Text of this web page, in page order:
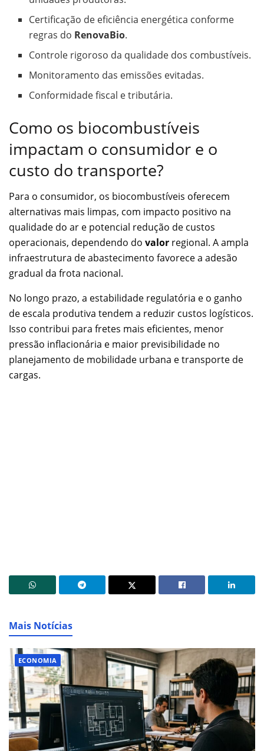
Certificação de eficiência energética conforme
regras do RenovaBio.
Controle rigoroso da qualidade dos combustíveis.
Monitoramento das emissões evitadas.
Conformidade fiscal e tributária.
Como os biocombustíveis
impactam o consumidor e o
custo do transporte?
Para o consumidor, os biocombustíveis oferecem
alternativas mais limpas, com impacto positivo na
qualidade do ar e potencial redução de custos
operacionais, dependendo do valor regional. A ampla
infraestrutura de abastecimento favorece a adesão
gradual da frota nacional.
No longo prazo, a estabilidade regulatória e o ganho
de escala produtiva tendem a reduzir custos logísticos.
Isso contribui para fretes mais eficientes, menor
pressão inflacionária e maior previsibilidade no
planejamento de mobilidade urbana e transporte de
cargas.
Mais Notícias
ECONOMIA